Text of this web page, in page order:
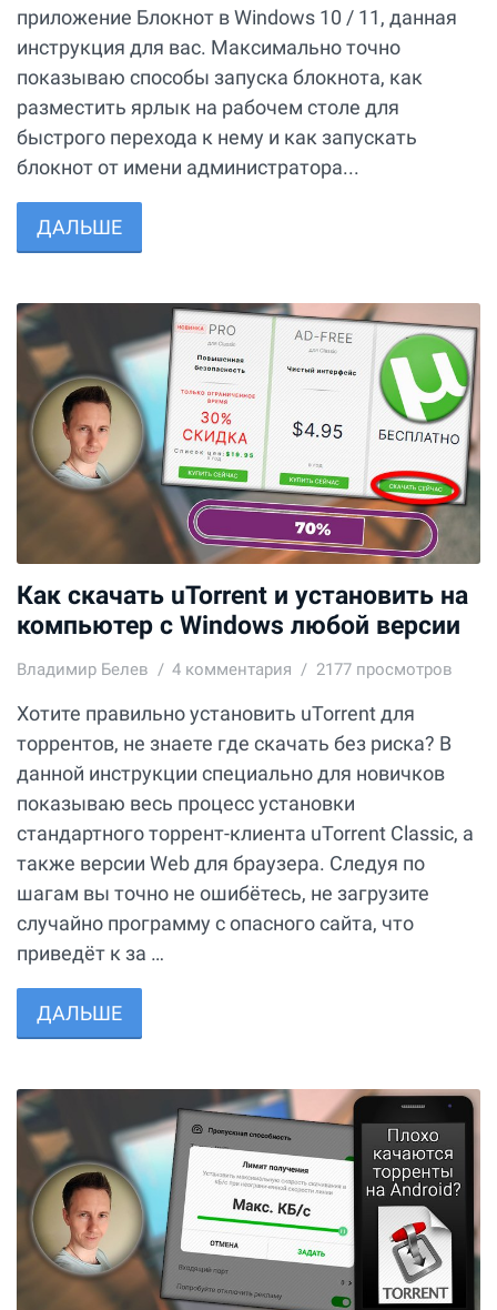
приложение Блокнот в Windows 10 / 11, данная
инструкция для вас. Максимально точно
показываю способы запуска блокнота, как
разместить ярлык на рабочем столе для
быстрого перехода к нему и как запускать
блокнот от имени администратора...
ДАЛЬШЕ
Как скачать uTorrent и установить на
компьютер с Windows любой версии
Владимир Белев 4 комментария 2177 просмотров
Хотите правильно установить uTorrent для
торрентов, не знаете где скачать без риска? В
данной инструкции специально для новичков
показываю весь процесс установки
стандартного торрент-клиента uTorrent Classic, а
также версии Web для браузера. Следуя по
шагам вы точно не ошибётесь, не загрузите
случайно программу с опасного сайта, что
приведёт к за …
ДАЛЬШЕ